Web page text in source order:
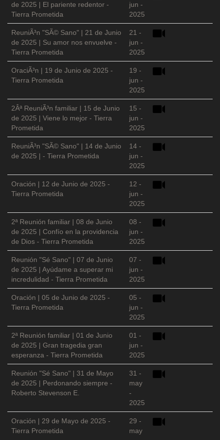
de 2025 | El pariente redentor -
Tierra Prometida
jun -
2025
ReuniÃ³n "SÃ© Sano" | 21 de Junio
de 2025 | Su amor nos envuelve -
Tierra Prometida
21 -
jun -
2025
OraciÃ³n | 19 de Junio de 2025 -
Tierra Prometida
19 -
jun -
2025
2Âª ReuniÃ³n familiar | 15 de Junio
de 2025 | Viene lo mejor - Tierra
Prometida
15 -
jun -
2025
ReuniÃ³n "SÃ© Sano" | 14 de Junio
de 2025 | - Tierra Prometida
14 -
jun -
2025
Oración | 12 de Junio de 2025 -
Tierra Prometida
12 -
jun -
2025
2ª Reunión familiar | 08 de Junio
de 2025 | Confío en la providencia
de Dios - Tierra Prometida
08 -
jun -
2025
Reunión "Sé Sano" | 07 de Junio
de 2025 | Ayúdame a superar mi
incredulidad - Tierra Prometida
07 -
jun -
2025
Oración | 05 de Junio de 2025 -
Tierra Prometida
05 -
jun -
2025
2ª Reunión familiar | 01 de Junio
de 2025 | Gran tragedia gran
esperanza - Tierra Prometida
01 -
jun -
2025
Reunión "Sé Sano" | 31 de Mayo
de 2025 | Perdonando siempre -
Roberto Stevenson E.
31 -
may
-
2025
Oración | 29 de Mayo de 2025 -
Tierra Prometida
29 -
may